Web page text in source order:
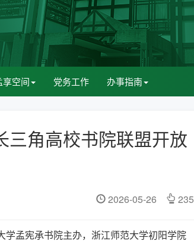
享空间 党务工作 办事指南
三角高校书院联盟开放
2026-05-26 235
学孟宪承书院主办，浙江师范大学初阳学院